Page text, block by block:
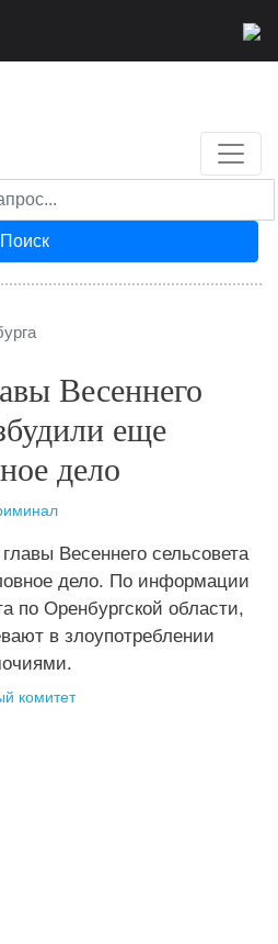
Поиск
Весеннего
еще
дело
Весеннего сельсовета
дело. По информации
по Оренбургской области,
в злоупотреблении
комитет